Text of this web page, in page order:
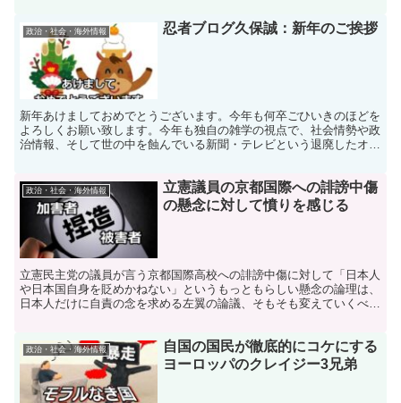
政治・社会・海外情報 忍者ブログ久保誠：新年のご挨拶
新年あけましておめでとうございます。今年も何卒ごひいきのほどを
よろしくお願い致します。今年も独自の雑学の視点で、社会情勢や政
治情報、そして世の中を蝕んでいる新聞・テレビという退廃したオー
政治・社会・海外情報
立憲議員の京都国際への誹謗中傷
の懸念に対して憤りを感じる
立憲民主党の議員が言う京都国際高校への誹謗中傷に対して「日本人
や日本国自身を貶めかねない」というもっともらしい懸念の論理は、
日本人だけに自責の念を求める左翼の論議、そもそも変えていくべ
政治・社会・海外情報
自国の国民が徹底的にコケにする
ヨーロッパのクレイジー3兄弟